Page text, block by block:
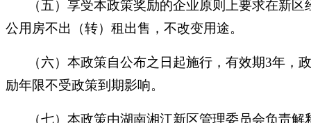
（五）享受本政策奖励的企业原则上要求在新
公用房不出（转）租出售，不改变用途。
（六）本政策自公布之日起施行，有效期3年
励年限不受政策到期影响。
（七）本政策由湖南湘江新区管理委员会负责